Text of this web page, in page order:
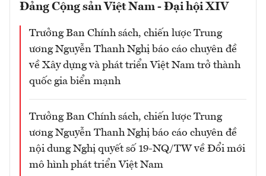
Đảng Cộng sản Việt Nam - Đại hội XIV
Trưởng Ban Chính sách, chiến lược Trung
ương Nguyễn Thanh Nghị báo cáo chuyên đề
về Xây dựng và phát triển Việt Nam trở thành
quốc gia biển mạnh
Trưởng Ban Chính sách, chiến lược Trung
ương Nguyễn Thanh Nghị báo cáo chuyên đề
nội dung Nghị quyết số 19-NQ/TW về Đổi mới
mô hình phát triển Việt Nam